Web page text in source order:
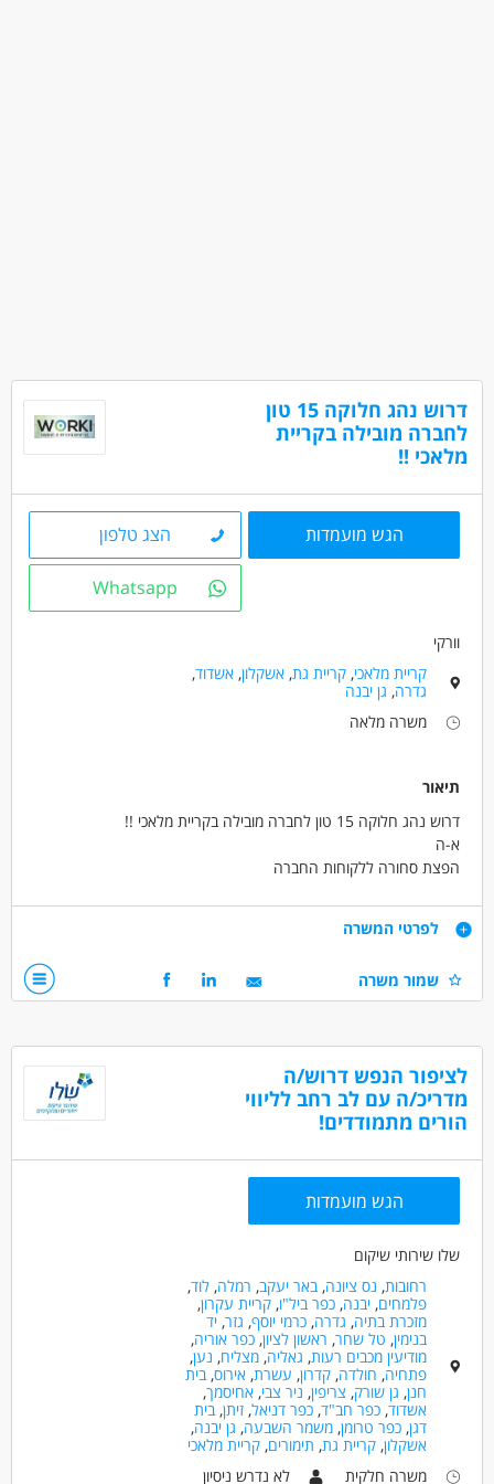
דרוש נהג חלוקה 15 טון
לחברה מובילה בקריית
מלאכי !!
הגש מועמדות הצג טלפון
Whatsapp
וורקי
קריית מלאכי,קריית גת,אשקלון,אשדוד,
גדרה, גן יבנה
משרה מלאה
תיאור
דרוש נהג חלוקה 15 טון לחברה מובילה בקריית מלאכי !!
א-ה
הפצת סחורה ללקוחות החברה
ממוצע שכר 15000 ש"ח .
דרישות
רישיון ג' 15 טון מעל גיל 24 חובה
נהגים, רכב ותחבורה - מלגזה
נהגים, רכב ותחבורה - נהג/ת חלוקה
מאפייני משרה
לפרטי המשרה
שמור משרה
לציפור הנפש דרוש/ה
מדריכ/ה עם לב רחב לליווי
הורים מתמודדים!
הגש מועמדות
שלו שירותי שיקום
רחובות, נס ציונה,באר יעקב, רמלה,לוד,
פלמחים,יבנה,כפר ביל"ו,קריית עקרון,
מזכרת בתיה, גדרה,כרמי יוסף, גזר,יד
בנימין, טל שחר, ראשון לציון,כפר אוריה,
מודיעין מכבים רעות, גאליה,מצליח, נען,
פתחיה, חולדה,קדרון, עשרת,אירוס,בית
חנן, גן שורק, צריפין, ניר צבי,אחיסמך,
אשדוד,כפר חב"ד,כפר דניאל,זיתן,בית
דגן,כפר טרומן,משמר השבעה, גן יבנה,
אשקלון,קריית גת, תימורים,קריית מלאכי
משרה חלקית
לא נדרש ניסיון